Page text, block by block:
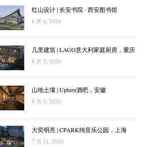
红山设计 | 长安书院 · 西安图书馆
8 月 6, 2026
几里建筑 | LAGO意大利家庭厨房，重庆
8 月 5, 2026
山地土壤 | Upturn酒吧，安徽
8 月 3, 2026
大奕明亮 | CPARK纯音乐公园，上海
7 月 31, 2026